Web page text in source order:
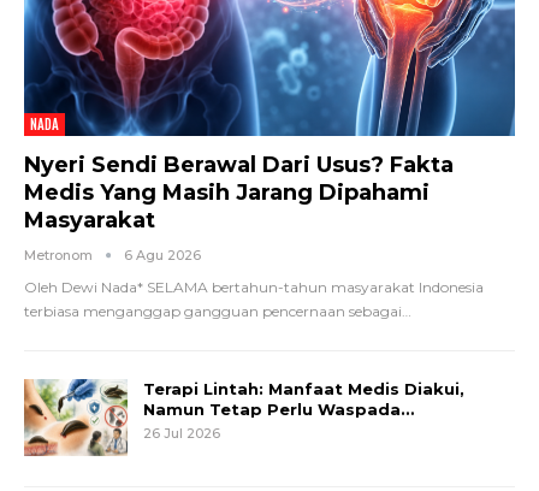
NADA
Nyeri Sendi Berawal Dari Usus? Fakta
Medis Yang Masih Jarang Dipahami
Masyarakat
Metronom 6 Agu 2026
Oleh Dewi Nada* SELAMA bertahun-tahun masyarakat Indonesia
terbiasa menganggap gangguan pencernaan sebagai…
Terapi Lintah: Manfaat Medis Diakui,
Namun Tetap Perlu Waspada…
26 Jul 2026